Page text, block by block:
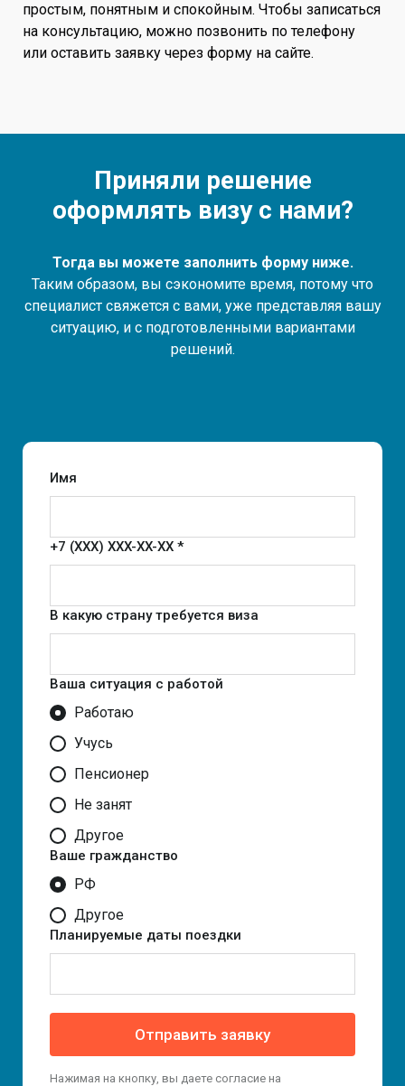
простым, понятным и спокойным. Чтобы записаться
на консультацию, можно позвонить по телефону
или оставить заявку через форму на сайте.
Приняли решение
оформлять визу с нами?
Тогда вы можете заполнить форму ниже.
Таким образом, вы сэкономите время, потому что
специалист свяжется с вами, уже представляя вашу
ситуацию, и с подготовленными вариантами
решений.
Имя
+7 (XXX) XXX-XX-XX *
В какую страну требуется виза
Ваша ситуация с работой
Работаю
Учусь
Пенсионер
Не занят
Другое
Ваше гражданство
РФ
Другое
Планируемые даты поездки
Отправить заявку
Нажимая на кнопку, вы даете согласие на